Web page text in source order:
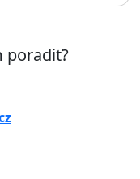
poradiť?